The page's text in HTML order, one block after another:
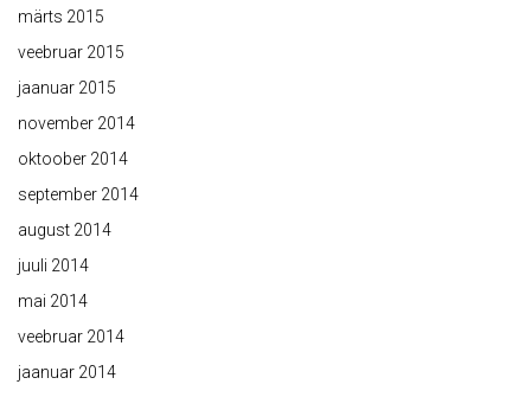
märts 2015
veebruar 2015
jaanuar 2015
november 2014
oktoober 2014
september 2014
august 2014
juuli 2014
mai 2014
veebruar 2014
jaanuar 2014